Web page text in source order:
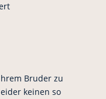
Bruder zu
keinen so